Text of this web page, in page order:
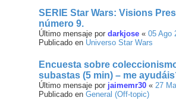
SERIE Star Wars: Visions
número 9.
Último mensaje por darkjose « 05 Ago
Publicado en Universo Star Wars
Encuesta sobre
subastas (5 min) – me
Último mensaje por jaimemr30 « 27
Publicado en General (Off-topic)